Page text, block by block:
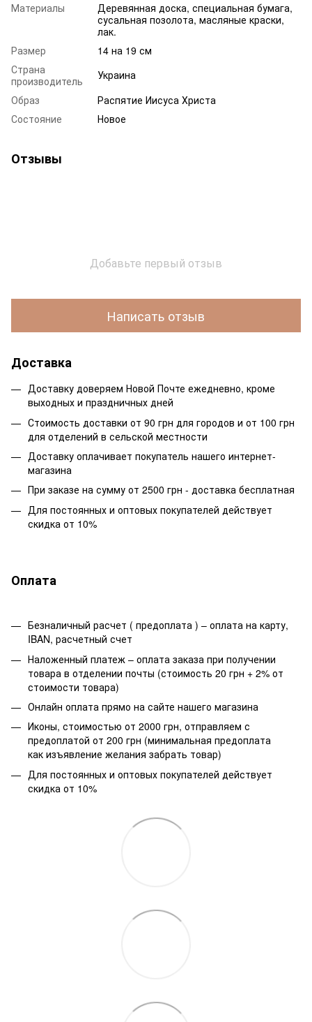
Материалы
Деревянная доска, специальная бумага,
сусальная позолота, масляные краски,
лак.
Размер
14 на 19 см
Страна
производитель
Украина
Образ
Распятие Иисуса Христа
Состояние
Новое
Отзывы
Добавьте первый отзыв
Написать отзыв
Доставка
Доставку доверяем Новой Почте ежедневно, кроме
выходных и праздничных дней
Стоимость доставки от 90 грн для городов и от 100 грн
для отделений в сельской местности
Доставку оплачивает покупатель нашего интернет-
магазина
При заказе на сумму от 2500 грн - доставка бесплатная
Для постоянных и оптовых покупателей действует
скидка от 10%
Оплата
Безналичный расчет ( предоплата ) – оплата на карту,
IBAN, расчетный счет
Наложенный платеж – оплата заказа при получении
товара в отделении почты (стоимость 20 грн + 2% от
стоимости товара)
Онлайн оплата прямо на сайте нашего магазина
Иконы, стоимостью от 2000 грн, отправляем с
предоплатой от 200 грн (минимальная предоплата
как изъявление желания забрать товар)
Для постоянных и оптовых покупателей действует
скидка от 10%